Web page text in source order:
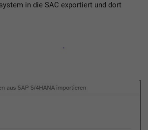
in die SAC exportiert und dort